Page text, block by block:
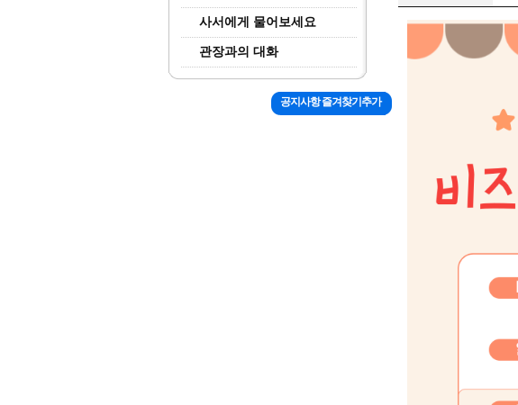
사서에게 물어보세요
관장과의 대화
공지사항 즐겨찾기추가